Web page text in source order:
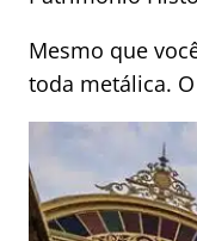
Mesmo que
toda metálica.